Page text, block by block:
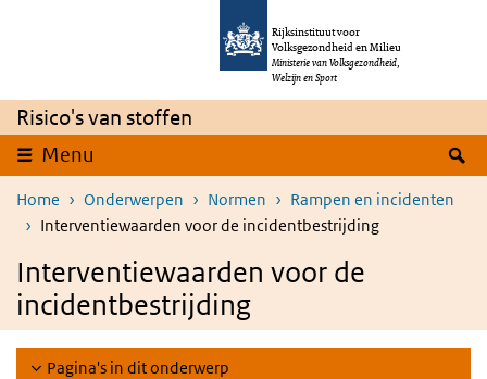
Overslaan en naar de inhoud gaan
Rijksinstituut voor
Volksgezondheid en Milieu
Ministerie van Volksgezondheid,
Welzijn en Sport
Risico's van stoffen
Menu
Home Onderwerpen Normen
Rampen en incidenten
Interventiewaarden voor de incidentbestrijding
Interventiewaarden voor de
incidentbestrijding
Pagina's in dit onderwerp